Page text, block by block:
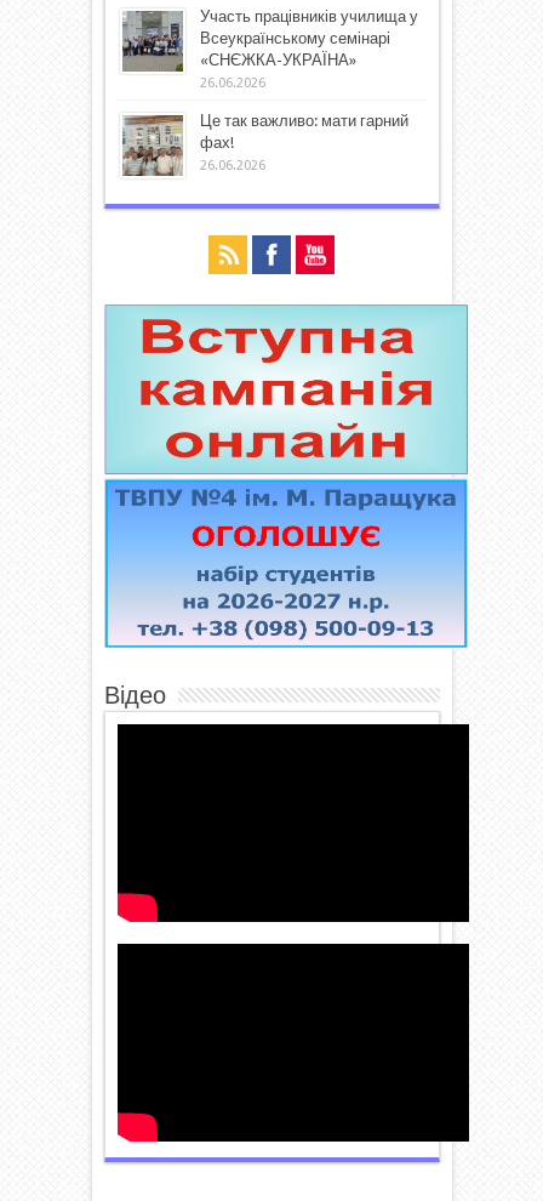
Участь працівників училища у
Всеукраїнському семінарі
«СНЄЖКА-УКРАЇНА»
26.06.2026
Це так важливо: мати гарний
фах!
26.06.2026
Відео